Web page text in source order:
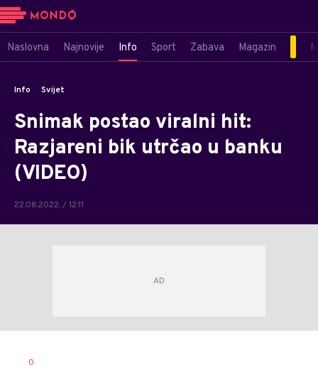
Naslovna Najnovije Info Sport Zabava Magazin
Info Svijet
Snimak postao viralni hit:
Razjareni bik utrčao u banku
(VIDEO)
22.08.2022. / 12:11
AUTOR
0